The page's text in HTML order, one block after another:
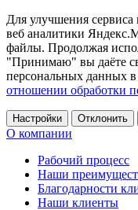
Для улучшения
веб аналитики
файлы. Продолжая
"Принимаю" вы даёте
персональных данных
отношении обработки
Настройки Отклонить
О компании
Рабочий процесс
Наши
Благодарности
Наши клиенты